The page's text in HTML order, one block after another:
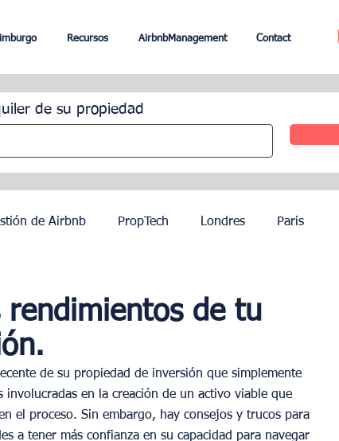
Recursos AirbnbManagement Contact
de su propiedad
de Airbnb PropTech Londres Paris
rendimientos de tu
de su propiedad de inversión que simplemente
en la creación de un activo viable que
el proceso. Sin embargo, hay consejos y trucos para
a tener más confianza en su capacidad para navegar